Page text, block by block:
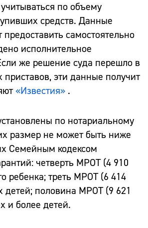
по объему
средств. Данные
самостоятельно
исполнительное
же решение суда перешло в
приставов, эти данные получит
«Известия» .
по нотариальному
размер не может быть ниже
Семейным кодексом
четверть МРОТ (4 910
ребенка; треть МРОТ (6 414
детей; половина МРОТ (9 621
и более детей.